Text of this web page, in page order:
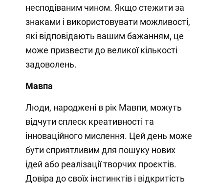
несподіваним чином. Якщо стежити за
знаками і використовувати можливості,
які відповідають вашим бажанням, це
може призвести до великої кількості
задоволень.
Мавпа
Люди, народжені в рік Мавпи, можуть
відчути сплеск креативності та
інноваційного мислення. Цей день може
бути сприятливим для пошуку нових
ідей або реалізації творчих проєктів.
Довіра до своїх інстинктів і відкритість